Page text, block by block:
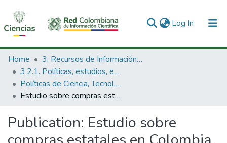
Log In (current)
Communities & Collections
All of DSpace
Statistics
Home
3. Recursos de Información Científica y Tecnológica
3.2.1. Políticas, estudios, evaluaciones e indicadores de CTeI
Políticas de Ciencia, Tecnología e Innovación
Estudio sobre compras estatales en Colombia.
Publication: Estudio sobre